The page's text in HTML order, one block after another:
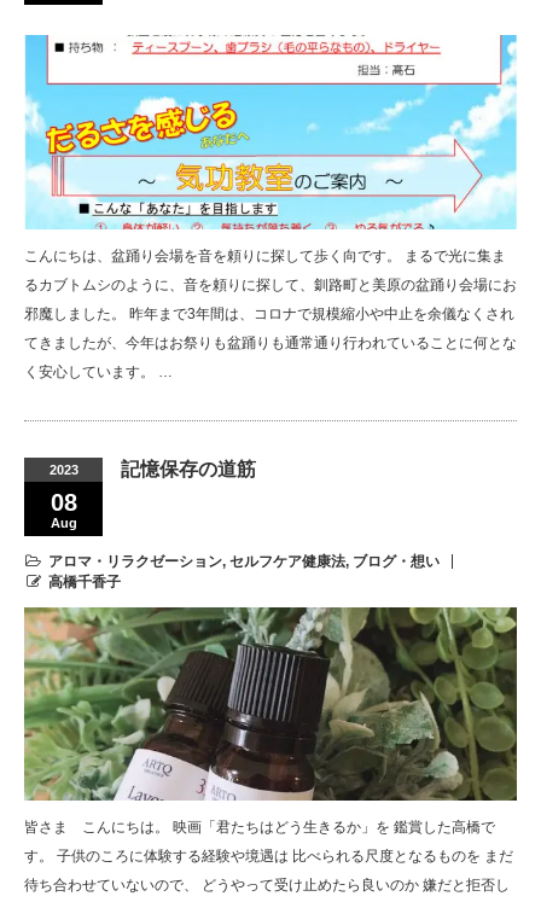
こんにちは、盆踊り会場を音を頼りに探して歩く向です。 まるで光に集ま
るカブトムシのように、音を頼りに探して、釧路町と美原の盆踊り会場にお
邪魔しました。 昨年まで3年間は、コロナで規模縮小や中止を余儀なくされ
てきましたが、今年はお祭りも盆踊りも通常通り行われていることに何とな
く安心しています。 …
2023
08
Aug
記憶保存の道筋
アロマ・リラクゼーション, セルフケア健康法, ブログ・想い
高橋千香子
皆さま こんにちは。 映画「君たちはどう生きるか」を 鑑賞した高橋で
す。 子供のころに体験する経験や境遇は 比べられる尺度となるものを まだ
待ち合わせていないので、 どうやって受け止めたら良いのか 嫌だと拒否し